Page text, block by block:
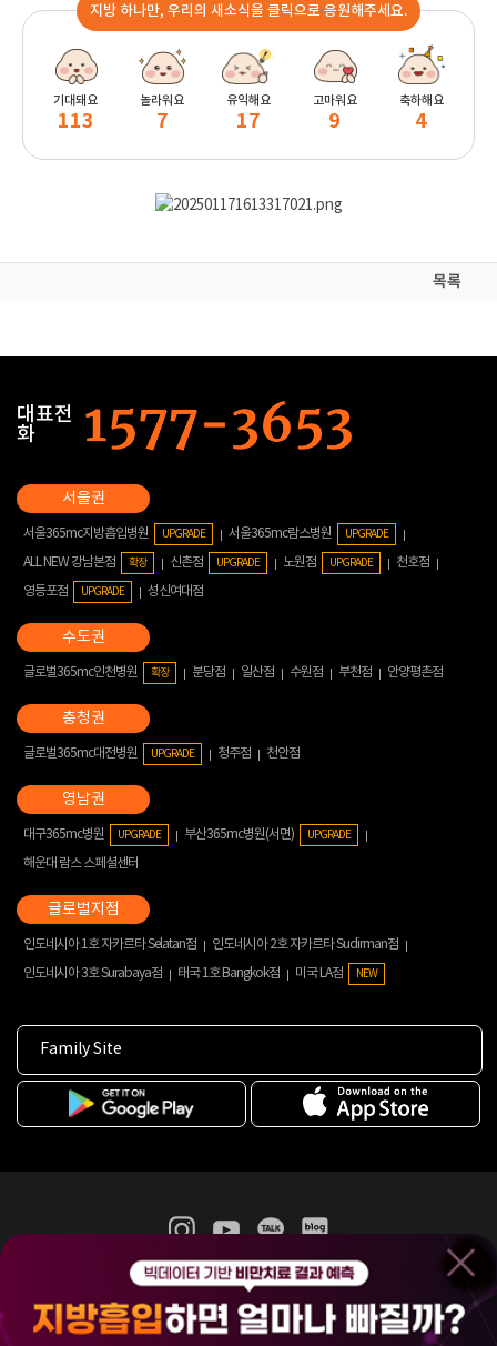
지방 하나만, 우리의 새소식을 클릭으로 응원해주세요.
기대돼요
113
놀라워요
7
유익해요
17
고마워요
9
축하해요
4
목록
대표전
화
서울365mc지방흡입병원 UPGRADE 서울365mc람스병원 UPGRADE
ALL NEW 강남본점 확장 신촌점 UPGRADE 노원점 UPGRADE
천호점
영등포점
UPGRADE 성신여대점
글로벌365mc인천병원 확장 분당점 일산점 수원점 부천점 안양평촌점
글로벌365mc대전병원 UPGRADE 청주점 천안점
대구365mc병원 UPGRADE 부산365mc병원(서면) UPGRADE
해운대 람스 스페셜센터
인도네시아 1호 자카르타 Selatan점
인도네시아 2호 자카르타 Sudirman점
인도네시아 3호 Surabaya점
태국 1호 Bangkok점 미국 LA점 NEW
Family Site
365mc 병·의원 이용약관
홈페이지 이용약관
비급여진료수가